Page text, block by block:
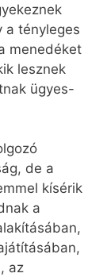
a tényleges
menedéket
lesznek
ügyes-
de a
kísérik
a
az